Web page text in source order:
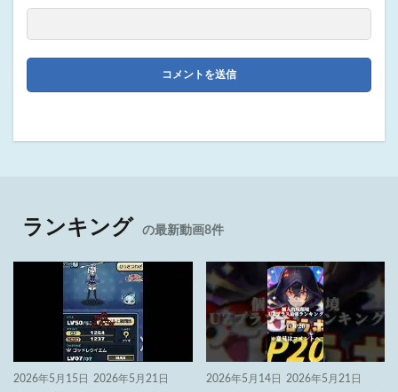
ランキング の最新動画8件
2026年5月15日 2026年5月21日 2026年5月14日 2026年5月21日